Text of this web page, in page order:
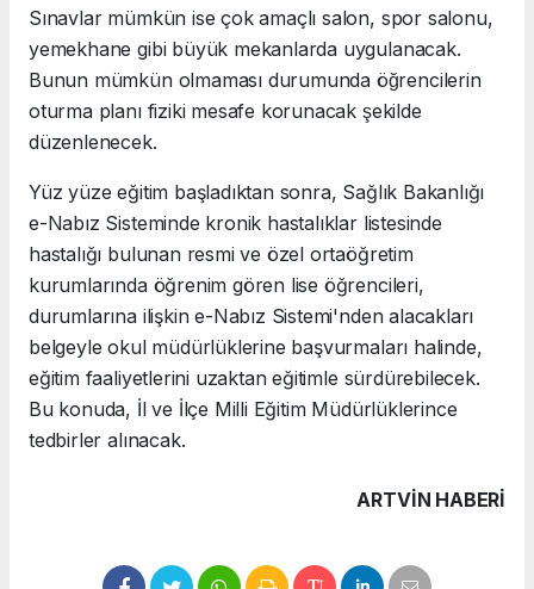
Sınavlar mümkün ise çok amaçlı salon, spor salonu,
yemekhane gibi büyük mekanlarda uygulanacak.
Bunun mümkün olmaması durumunda öğrencilerin
oturma planı fiziki mesafe korunacak şekilde
düzenlenecek.
Yüz yüze eğitim başladıktan sonra, Sağlık Bakanlığı
e-Nabız Sisteminde kronik hastalıklar listesinde
hastalığı bulunan resmi ve özel ortaöğretim
kurumlarında öğrenim gören lise öğrencileri,
durumlarına ilişkin e-Nabız Sistemi'nden alacakları
belgeyle okul müdürlüklerine başvurmaları halinde,
eğitim faaliyetlerini uzaktan eğitimle sürdürebilecek.
Bu konuda, İl ve İlçe Milli Eğitim Müdürlüklerince
tedbirler alınacak.
ARTVIN HABERİ